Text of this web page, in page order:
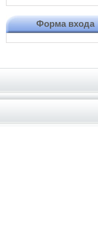
Форма входа